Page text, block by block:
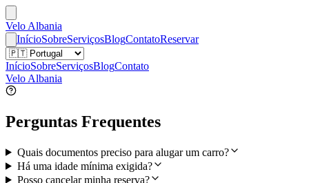
Velo Albania
InícioSobreServiçosBlogContatoReservar
InícioSobreServiçosBlogContato
Velo Albania
Perguntas Frequentes
Quais documentos preciso para alugar um carro?
Há uma idade mínima exigida?
Posso cancelar minha reserva?